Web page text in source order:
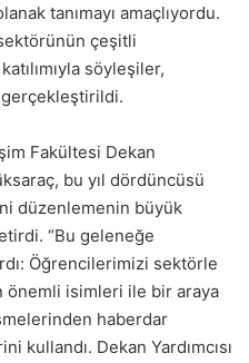
tanımayı amaçlıyordu.
çeşitli
söyleşiler,
gerçekleştirildi.
Fakültesi Dekan
bu yıl dördüncüsü
düzenlemenin büyük
“Bu geleneğe
Öğrencilerimizi sektörle
önemli isimleri ile bir araya
haberdar
kullandı. Dekan Yardımcısı